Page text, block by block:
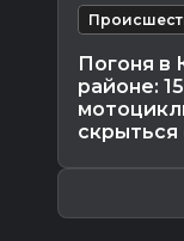
Погоня в
районе:
скрыться